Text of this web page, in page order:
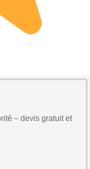
– devis gratuit et